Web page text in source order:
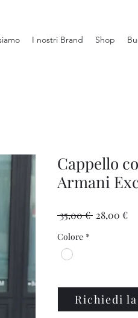
I nostri Brand Shop
Cappello
Armani
35,00 € Prezzo
28,00 €
Colore *
Richiedi